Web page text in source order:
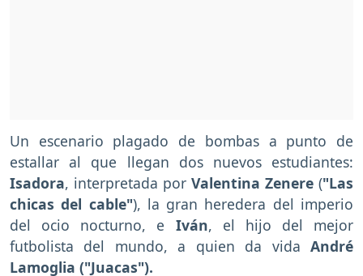
Un escenario plagado de bombas a punto de
estallar al que llegan dos nuevos estudiantes:
Isadora, interpretada por Valentina Zenere ("Las
chicas del cable"), la gran heredera del imperio
del ocio nocturno, e Iván, el hijo del mejor
futbolista del mundo, a quien da vida André
Lamoglia ("Juacas").